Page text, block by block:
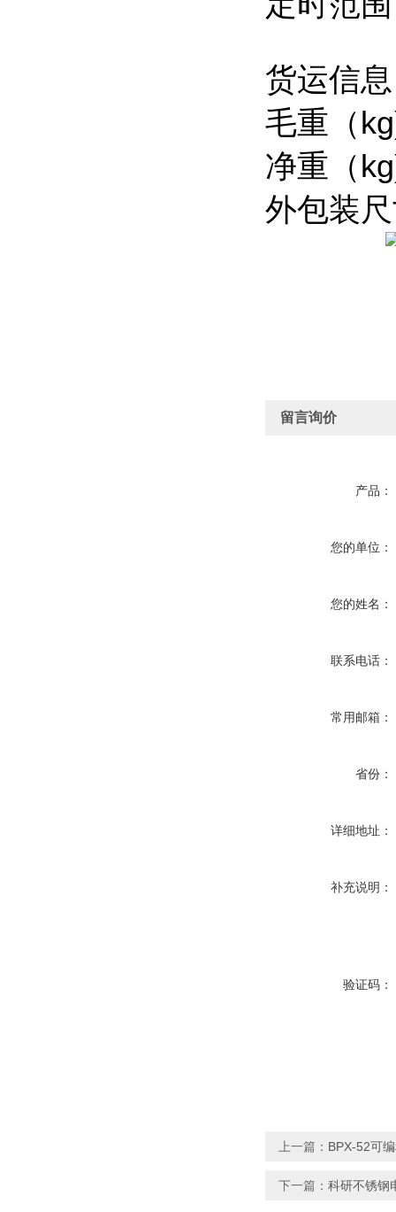
货运信
毛重（
净重（
外包装
留言询价
产品：
您的单位：
您的姓名：
联系电话：
常用邮箱：
省份：
详细地址：
补充说明：
验证码：
上一篇： BPX-52可
下一篇： 科研不锈钢